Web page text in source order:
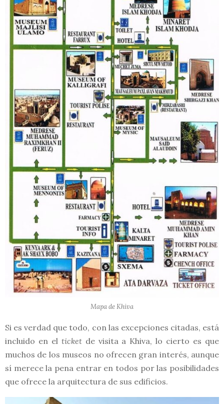
Mapa de Khiva
Si es verdad que todo, con las excepciones citadas, está
incluido en el ticketde visita a Khiva, lo cierto es que
muchos de los museos no ofrecen gran interés, aunque
sí merece la pena entrar en todos por las posibilidades
que ofrece la arquitectura de sus edificios.